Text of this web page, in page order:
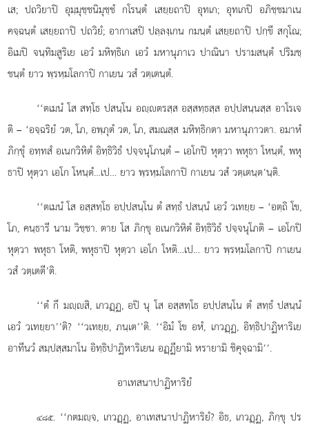
เส; ปถวิยาปิ อุมฺมุชฺชนิมุชฺชํ กโรนฺตํ เสยฺยถาปิ อุทเก; อุทเกปิ อภิชฺชมาเน
คจฺฉนฺตํ เสยฺยถาปิ ปถวิยํ; อากาเสปิ ปลฺลงฺเกน กมนฺตํ เสยฺยถาปิ ปกฺขี สกุโณ;
อิเมปิ จนฺทิมสูริเย เอวํ มหิทฺธิเก เอวํ มหานุภาเว ปาณินา ปรามสนฺตํ ปริมชฺ
ชนฺตํ ยาว พฺรหฺมโลกาปิ กาเยน วสํ วตฺเตนฺตํ.
‘‘ตเมนํ โส สทฺโธ ปสนฺโน อฺตรสฺส อสฺสทฺธสฺส อปฺปสนฺนสฺส อาโรเจ
ติ – ‘อจฺฉริยํ วต, โภ, อพฺภุตํ วต, โภ, สมณสฺส มหิทฺธิกตา มหานุภาวตา. อมาหํ
ภิกฺขุํ อทฺทสํ อเนกวิหิตํ อิทฺธิวิธํ ปจฺจนุโภนฺตํ – เอโกปิ หุตฺวา พหุธา โหนฺตํ, พหุ
ธาปิหุตฺวา เอโก โหนฺตํ…เป… ยาว พฺรหฺมโลกาปิ กาเยน วสํ วตฺเตนฺต’นฺติ.
‘‘ตเมนํโส อสฺสทฺโธ อปฺปสนฺโน ตํ สทฺธํ ปสนฺนํ เอวํ วเทยฺย – ‘อตฺถิ โข,
โภ, คนฺธารี นาม วิชฺชา. ตาย โส ภิกฺขุ อเนกวิหิตํ อิทฺธิวิธํ ปจฺจนุโภติ – เอโกปิ
หุตฺวา พหุธา โหติ, พหุธาปิ หุตฺวา เอโก โหติ…เป… ยาว พฺรหฺมโลกาปิ กาเยน
วสํ วตฺเตตี’ติ.
‘‘ตํกึ มฺสิ, เกวฏฺฏ, อปิ นุ โส อสฺสทฺโธ อปฺปสนฺโน ตํ สทฺธํ ปสนฺนํ
เอวํ วเทยฺยา’’ติ? ‘‘วเทยฺย, ภนฺเต’’ติ. ‘‘อิมํ โข อหํ, เกวฏฺฏ, อิทฺธิปาฏิหาริเย
อาทีนวํ สมฺปสฺสมาโน อิทฺธิปาฏิหาริเยน อฏฺฏียามิ หรายามิ ชิคุจฺฉามิ’’.
อาเทสนาปาฏิหาริยํ
๔๘๕. ‘‘กตมฺจ, เกวฏฺฏ, อาเทสนาปาฏิหาริยํ? อิธ, เกวฏฺฏ, ภิกฺขุ ปร